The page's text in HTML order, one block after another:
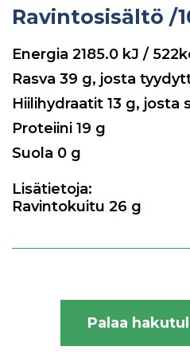
Ravintosisältö /
Energia 2185.0 kJ /
Rasva 39 g, josta
Hiilihydraatit 13 g, josta
Proteiini 19 g
Suola 0 g
Lisätietoja:
Ravintokuitu 26 g
Palaa